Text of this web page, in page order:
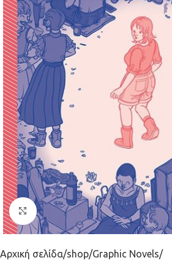
Κλικ για μεγέθυνση
Αρχική σελίδα shop Graphic Novels